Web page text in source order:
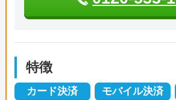
特徴
カード決済 モバイル決済